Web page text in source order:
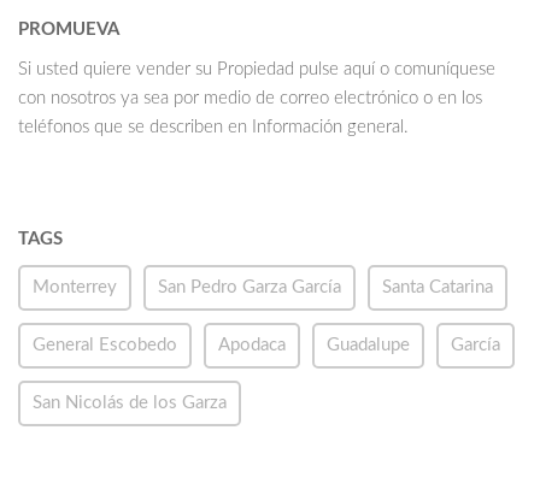
PROMUEVA
Si usted quiere vender su Propiedad pulse aquí o comuníquese
con nosotros ya sea por medio de correo electrónico o en los
teléfonos que se describen en Información general.
TAGS
Monterrey San Pedro Garza García Santa Catarina
General Escobedo Apodaca Guadalupe García
San Nicolás de los Garza